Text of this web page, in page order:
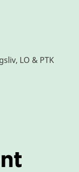
LO & PTK